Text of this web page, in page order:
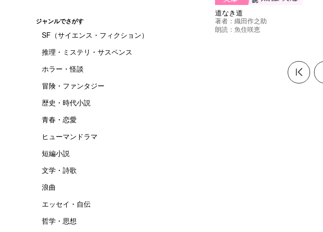
ジャンルでさがす
SF（サイエンス・フィクション）
推理・ミステリ・サスペンス
ホラー・怪談
冒険・ファンタジー
歴史・時代小説
青春・恋愛
ヒューマンドラマ
短編小説
文学・詩歌
浪曲
エッセイ・自伝
哲学・思想
道なき道
著者： 織田作之助
朗読： 魚住咲恵